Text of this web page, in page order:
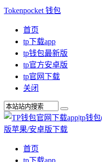
Tokenpocket 钱包
首页
tp下载app
tp钱包最新版
tp官方安卓版
tp官网下载
关闭
首页
tp下载app